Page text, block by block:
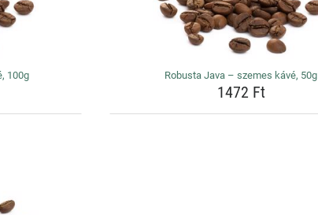
100g Robusta Java – szemes kávé, 50g
1472 Ft